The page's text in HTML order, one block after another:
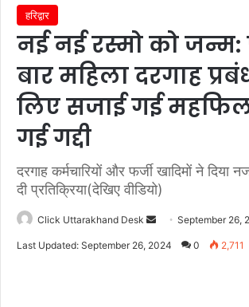
हरिद्वार
नई नई रस्मो को जन्म:
बार महिला दरगाह
लिए सजाई गई
गई गद्दी
दरगाह कर्मचारियों और फर्जी खादिमों ने दिया
दी प्रतिक्रिया(देखिए वीडियो)
Click Uttarakhand Desk
e
September 26,
Last Updated: September 26, 2024 0 2,711